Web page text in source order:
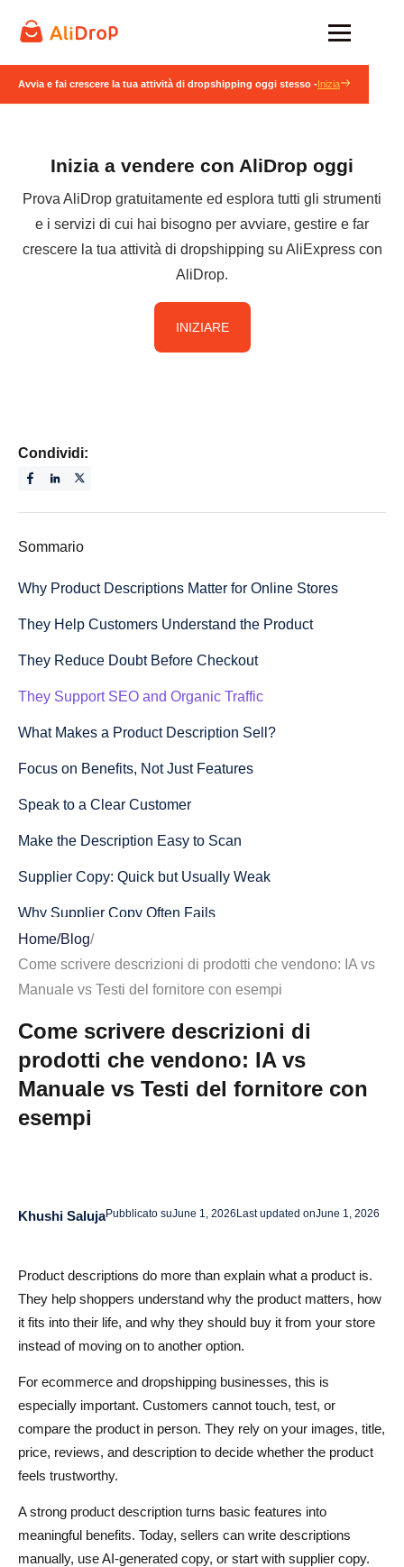
Avvia e fai crescere la tua attività di dropshipping oggi stesso -Inizia
Inizia a vendere con AliDrop oggi
Prova AliDrop gratuitamente ed esplora tutti gli strumenti
e i servizi di cui hai bisogno per avviare, gestire e far
crescere la tua attività di dropshipping su AliExpress con
AliDrop.
INIZIARE
Condividi:
Sommario
Why Product Descriptions Matter for Online Stores
They Help Customers Understand the Product
They Reduce Doubt Before Checkout
They Support SEO and Organic Traffic
What Makes a Product Description Sell?
Focus on Benefits, Not Just Features
Speak to a Clear Customer
Make the Description Easy to Scan
Supplier Copy: Quick but Usually Weak
Why Supplier Copy Often Fails
Supplier Copy Example
Improved Product Description
Descrizioni di prodotto manuali: ideali per la voce del
Perché la scrittura manuale funziona
Esempio di descrizione manuale del prodotto
Perché i testi con IA sono utili
Perché l'IA ha ancora bisogno di revisione
IA vs Manuale vs Contenuto del Fornitore: Quale dovresti
Usa l'IA per la velocità
Usa la scrittura manuale per i prodotti importanti
Come scrivere descrizioni di prodotto che convertono
Inizia con il vantaggio principale
Home/Blog/
Come scrivere descrizioni di prodotti che vendono: IA vs
Manuale vs Testi del fornitore con esempi
Come scrivere descrizioni di
prodotti che vendono: IA vs
Manuale vs Testi del fornitore con
esempi
Khushi SalujaPubblicato suJune 1, 2026 Last updated onJune 1, 2026
Product descriptions do more than explain what a product is.
They help shoppers understand why the product matters, how
it fits into their life, and why they should buy it from your store
instead of moving on to another option.
For ecommerce and dropshipping businesses, this is
especially important. Customers cannot touch, test, or
compare the product in person. They rely on your images, title,
price, reviews, and description to decide whether the product
feels trustworthy.
A strong product description turns basic features into
meaningful benefits. Today, sellers can write descriptions
manually, use AI-generated copy, or start with supplier copy.